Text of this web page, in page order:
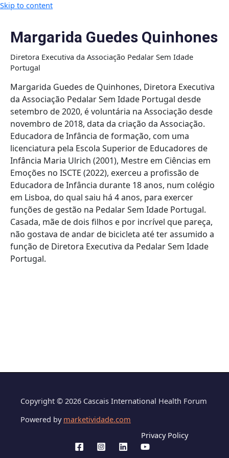
Skip to content
Margarida Guedes Quinhones
Diretora Executiva da Associação Pedalar Sem Idade
Portugal
Margarida Guedes de Quinhones, Diretora Executiva
da Associação Pedalar Sem Idade Portugal desde
setembro de 2020, é voluntária na Associação desde
novembro de 2018, data da criação da Associação.
Educadora de Infância de formação, com uma
licenciatura pela Escola Superior de Educadores de
Infância Maria Ulrich (2001), Mestre em Ciências em
Emoções no ISCTE (2022), exerceu a profissão de
Educadora de Infância durante 18 anos, num colégio
em Lisboa, do qual saiu há 4 anos, para exercer
funções de gestão na Pedalar Sem Idade Portugal.
Casada, mãe de dois filhos e por incrível que pareça,
não gostava de andar de bicicleta até ter assumido a
função de Diretora Executiva da Pedalar Sem Idade
Portugal.
Copyright © 2026 Cascais International Health Forum
Powered by marketividade.com
Privacy Policy